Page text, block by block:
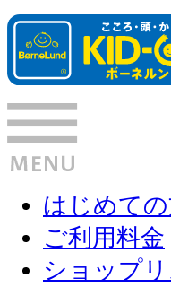
はじめて
ご利用料金
ショップリ